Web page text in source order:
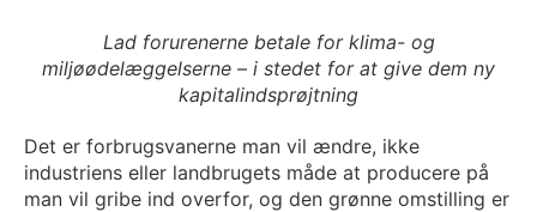
Lad forurenerne betale for klima- og
miljøødelæggelserne – i stedet for at give dem ny
kapitalindsprøjtning
Det er forbrugsvanerne man vil ændre, ikke
industriens eller landbrugets måde at producere på
man vil gribe ind overfor, og den grønne omstilling er